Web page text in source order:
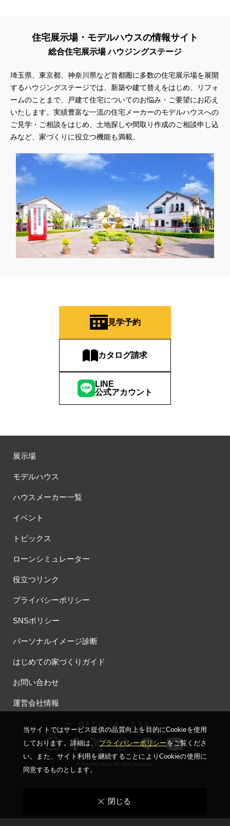
住宅展示場・モデルハウスの情報サイト
総合住宅展示場 ハウジングステージ
埼玉県、東京都、神奈川県など首都圏に多数の住宅展示場を展開
するハウジングステージでは、新築や建て替えをはじめ、リフォ
ームのことまで、戸建て住宅についてのお悩み・ご要望にお応え
いたします。実績豊富な一流の住宅メーカーのモデルハウスへの
ご見学・ご相談をはじめ、土地探しや間取り作成のご相談申し込
みなど、家づくりに役立つ機能も満載。
見学予約
カタログ請求
LINE
公式アカウント
展示場
モデルハウス
ハウスメーカー一覧
イベント
トピックス
ローンシミュレーター
役立つリンク
プライバシーポリシー
SNSポリシー
パーソナルイメージ診断
はじめての家づくりガイド
お問い合わせ
運営会社情報
ー OFFICIAL SNS ー
© Housing Stage All rights reserved.
当サイトではサービス提供の品質向上を⽬的にCookieを使⽤
しております。詳細は、プライバシーポリシーをご覧くださ
い。
また、サイト利⽤を継続することによりCookieの使⽤に
同意するものとします。
閉じる